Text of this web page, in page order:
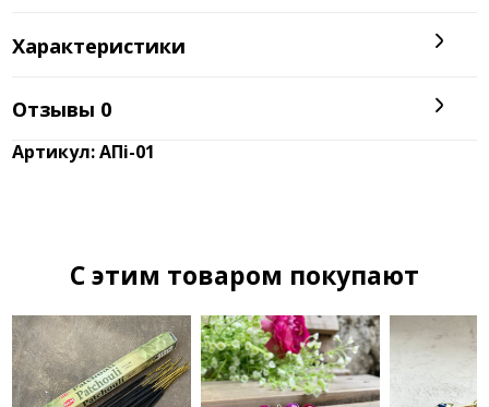
Характеристики
Отзывы 0
Артикул: АПi-01
C этим товаром покупают